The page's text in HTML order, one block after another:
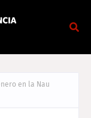
en la Nau